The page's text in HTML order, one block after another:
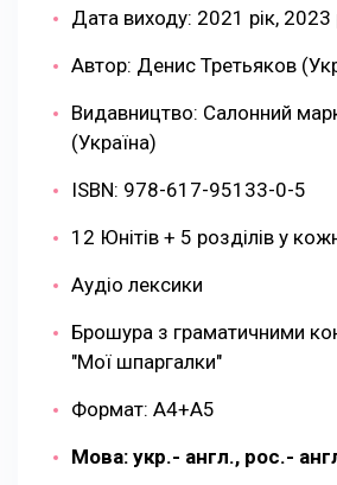
Дата виходу: 2021 рік, 2023
Автор: Денис Третьяков
Видавництво: Салонний
(Україна)
ISBN: 978-617-95133-0-5
12 Юнітів + 5 розділів у
Аудіо лексики
Брошура з граматичними
"Мої шпаргалки"
Формат: А4+А5
Мова: укр.- англ., рос.-